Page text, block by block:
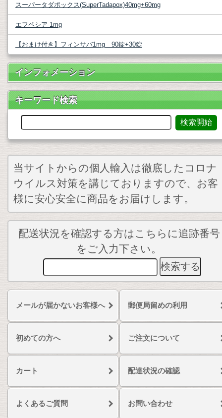
スーパータダポックス(SuperTadapox)40mg+60mg
エフペシア 1mg
【おまけ付き】フィンサバ1mg 90錠+30錠
インフォメーション
キーワード検索
当サイトからの個人輸入は徹底したコロナ
ウイルス対策を講じておりますので、お客
様に安心安全に商品をお届けします。
配送状況を確認する方はこちらに追跡番号
をご入力下さい。
メールが届かないお客様へ 郵便局留めの利用
初めての方へ ご注文について
カート 配達状況の確認
よくあるご質問 お問い合わせ